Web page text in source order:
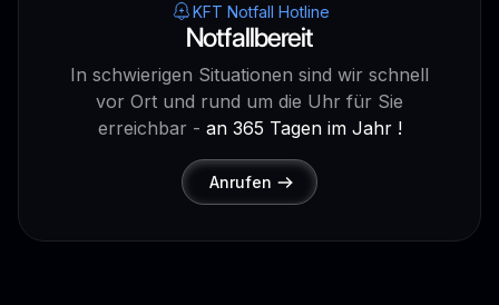
KFT Notfall Hotline
Notfallbereit
In schwierigen Situationen sind wir schnell
vor Ort und rund um die Uhr für Sie
erreichbar - an 365 Tagen im Jahr !
Anrufen